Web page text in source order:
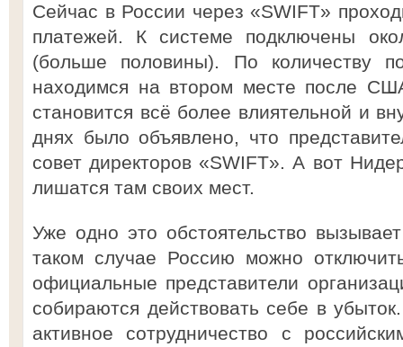
Сейчас в России через «SWIFT»
платежей. К системе подключены
(больше половины). По количеству
находимся на втором месте после
становится всё более влиятельной и
днях было объявлено, что
совет директоров «SWIFT». А вот
лишатся там своих мест.
Уже одно это обстоятельство
таком случае Россию можно
официальные представители
собираются действовать себе в
активное сотрудничество с